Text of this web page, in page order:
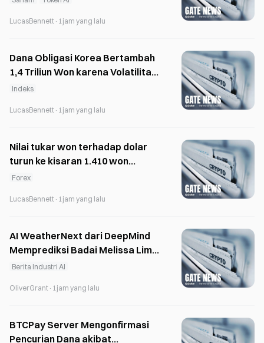
LucasBennett · 1jam yang lalu
Dana Obligasi Korea Bertambah
1,4 Triliun Won karena Volatilitas
KOSPI Mendorong Pergeseran
Indeks
LucasBennett · 1jam yang lalu
Nilai tukar won terhadap dolar
turun ke kisaran 1.410 won
setelah ADR SK Hynix menarik
Forex
LucasBennett · 1jam yang lalu
AI WeatherNext dari DeepMind
Memprediksi Badai Melissa Lima
Hari Lebih Awal
Berita Industri AI
OliverGrant · 1jam yang lalu
BTCPay Server Mengonfirmasi
Pencurian Dana akibat